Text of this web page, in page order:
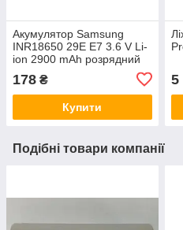
Акумулятор Samsung
INR18650 29E E7 3.6 V Li-
ion 2900 mAh розрядний
178 ₴
Купити
5
Подібні товари компанії